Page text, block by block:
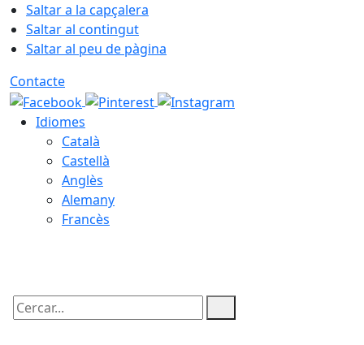
Saltar a la capçalera
Saltar al contingut
Saltar al peu de pàgina
Contacte
Idiomes
Català
Castellà
Anglès
Alemany
Francès
Cercar: